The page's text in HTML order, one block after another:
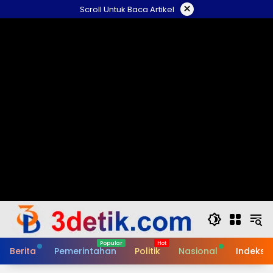
to
Scroll Untuk Baca Artikel ×
Berita Pemerintahan Politik Nasional Indeks